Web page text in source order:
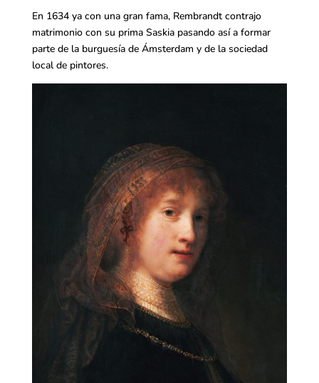
En 1634 ya con una gran fama, Rembrandt contrajo
matrimonio con su prima Saskia pasando así a formar
parte de la burguesía de Ámsterdam y de la sociedad
local de pintores.